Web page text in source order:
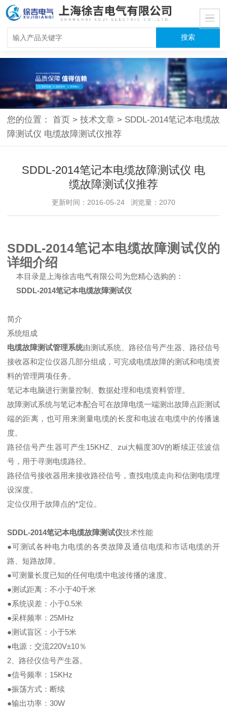
您的位置： 首页 > 技术文章 > SDDL-2014笔记本电缆故
障测试仪 电缆故障测试仪推荐
SDDL-2014笔记本电缆故障测试仪 电
缆故障测试仪推荐
更新时间：2016-05-24 浏览量：2070
SDDL-2014笔记本电缆故障测试仪的
详细介绍
本目录是上海徐吉电气有限公司为您精心选购的：
SDDL-2014笔记本电缆故障测试仪
简介
系统组成
电缆故障测试管理系统由测试系统、路径信号产生器、路径信号
接收器和定位仪器几部分组成，可完成电缆故障的测试和电缆资
料的管理两项任务。
笔记本电脑进行测量控制、数据处理和电缆资料管理。
故障测试系统与笔记本配合可在故障电缆一端测出故障点距测试
端的距离，也可用来测量电缆的长度和电波在电缆中的传播速
度。
路径信号产生器可产生15KHZ、zui大幅度30V的断续正弦波信
号，用于寻测电缆路径。
路径信号接收器用来接收路径信号，查找电缆走向和估测电缆埋
设深度。
定位仪用于故障点的*定位。
SDDL-2014笔记本电缆故障测试仪技术性能
●可测试各种电力电缆的各类故障及通信电缆和市话电缆的开
路、短路故障。
●可测量长度已知的任何电缆中电波传播的速度。
●测试距离：不小于40千米
●系统误差：小于0.5米
●采样频率：25MHz
●测试盲区：小于5米
●电源：交流220V±10％
2、路径仪信号产生器。
●信号频率：15KHz
●振荡方式：断续
●输出功率：30W